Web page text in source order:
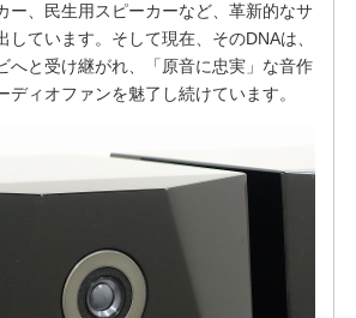
ー、民生用スピーカーなど、革新的なサ
しています。そして現在、そのDNAは、
へと受け継がれ、「原音に忠実」な音作
ディオファンを魅了し続けています。